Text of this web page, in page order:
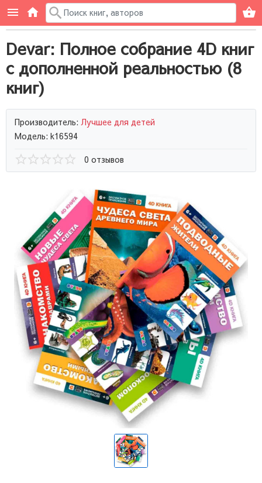
Devar: Полное собрание 4D книг
с дополненной реальностью (8
книг)
Производитель: Лучшее для детей
Модель: k16594
0 отзывов